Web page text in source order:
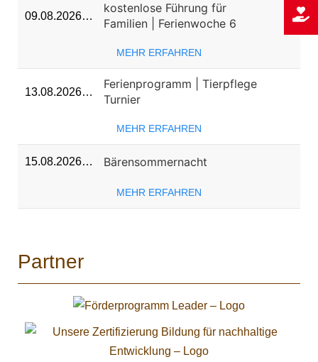
09.08.2026…
kostenlose Führung für
Familien | Ferienwoche 6
MEHR ERFAHREN
13.08.2026…
Ferienprogramm | Tierpflege
Turnier
MEHR ERFAHREN
15.08.2026… Bärensommernacht
MEHR ERFAHREN
Partner